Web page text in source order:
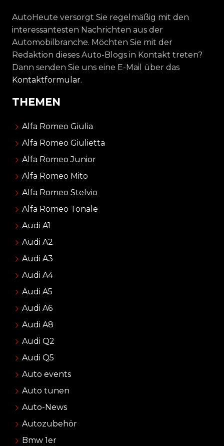
AutoHeute versorgt Sie regelmäßig mit den
interessantesten Nachrichten aus der
Automobilbranche. Möchten Sie mit der
Redaktion dieses Auto-Blogs in Kontakt treten?
Dann senden Sie uns eine E-Mail über das
Kontaktformular.
THEMEN
Alfa Romeo Giulia
Alfa Romeo Giulietta
Alfa Romeo Junior
Alfa Romeo Mito
Alfa Romeo Stelvio
Alfa Romeo Tonale
Audi A1
Audi A2
Audi A3
Audi A4
Audi A5
Audi A6
Audi A8
Audi Q2
Audi Q5
Auto events
Auto tunen
Auto-News
Autozubehör
Bmw 1er